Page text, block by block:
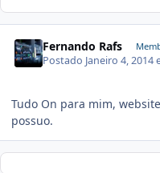
Fernando Rafs
Postado Janeiro 4, 2014
Tudo On para mim,
possuo.